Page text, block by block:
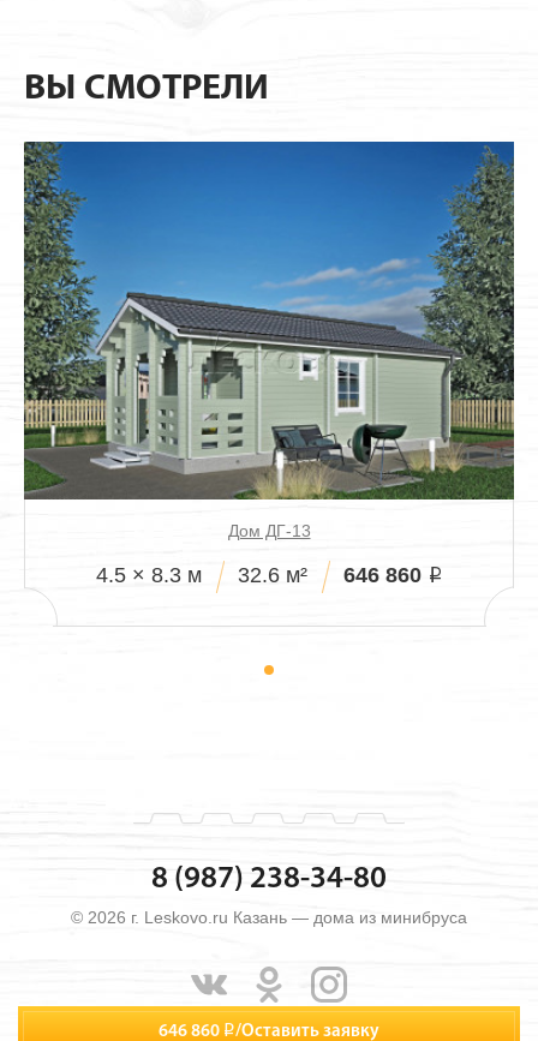
646 860 i/Оставить заявку
ВЫ СМОТРЕЛИ
Дом ДГ-13
4.5 × 8.3 м 32.6 м² 646 860 i
8 (987) 238-34-80
© 2026 г. Leskovo.ru Казань — дома из минибруса